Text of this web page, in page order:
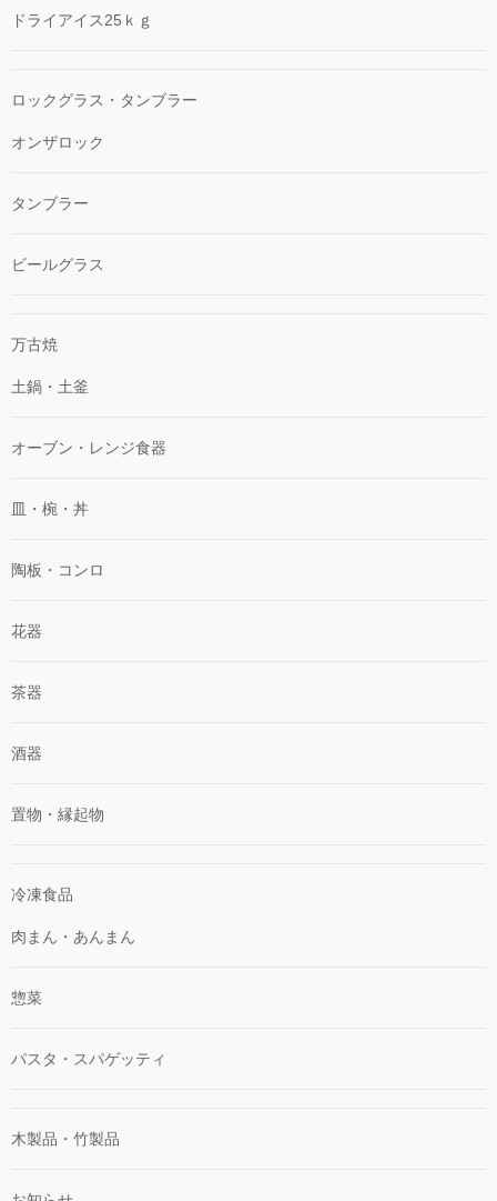
ドライアイス25ｋｇ
ロックグラス・タンブラー
オンザロック
タンブラー
ビールグラス
万古焼
土鍋・土釜
オーブン・レンジ食器
皿・椀・丼
陶板・コンロ
花器
茶器
酒器
置物・縁起物
冷凍食品
肉まん・あんまん
惣菜
パスタ・スパゲッティ
木製品・竹製品